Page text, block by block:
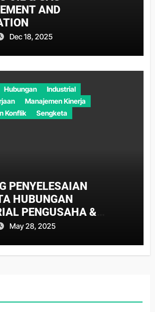
AND
Dec 18, 2025
Hubungan
Industrial
Manajemen Kinerja
Konflik
Sengketa
PENYELESAIAN
HUBUNGAN
PENGUSAHA &
May 28, 2025